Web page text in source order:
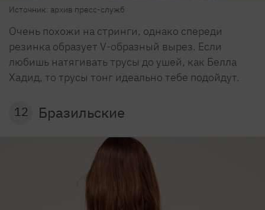
Источник: архив пресс-служб
Очень похожи на стринги, однако спереди
резинка образует V-образный вырез. Если
любишь натягивать трусы до ушей, как Белла
Хадид, то трусы тонг идеально тебе подойдут.
12 Бразильские